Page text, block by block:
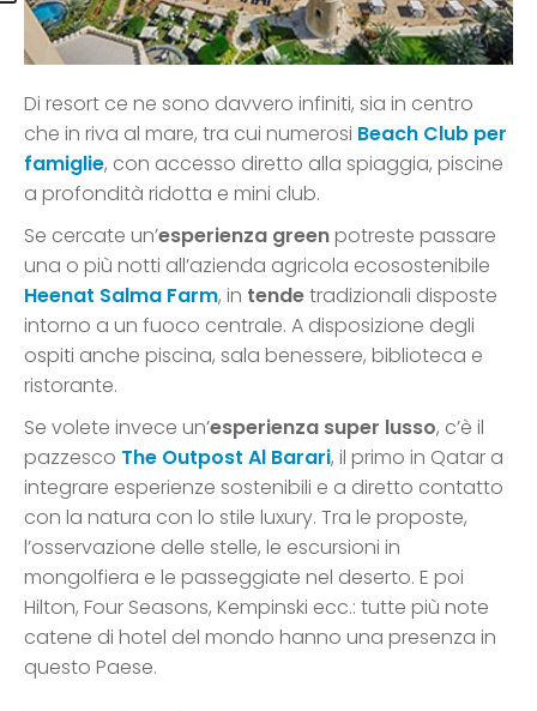
Di resort ce ne sono davvero infiniti, sia in centro
che in riva al mare, tra cui numerosi Beach Club per
famiglie, con accesso diretto alla spiaggia, piscine
a profondità ridotta e mini club.
Se cercate un’esperienza greenpotreste passare
una o più notti all’azienda agricola ecosostenibile
Heenat Salma Farm, in tendetradizionali disposte
intorno a un fuoco centrale. A disposizione degli
ospiti anche piscina, sala benessere, biblioteca e
ristorante.
Se volete invece un’esperienza super lusso, c’è il
pazzesco The Outpost Al Barari, il primo in Qatar a
integrare esperienze sostenibili e a diretto contatto
con la natura con lo stile luxury. Tra le proposte,
l’osservazione delle stelle, le escursioni in
mongolfiera e le passeggiate nel deserto. E poi
Hilton, Four Seasons, Kempinski ecc.: tutte più note
catene di hotel del mondo hanno una presenza in
questo Paese.